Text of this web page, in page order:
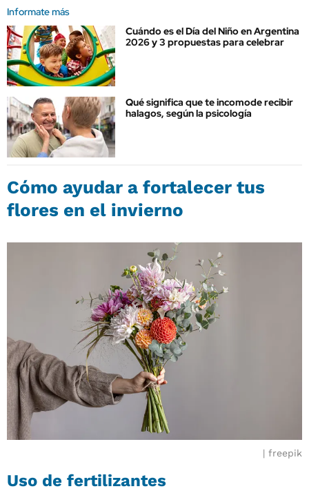
Informate más
Cuándo es el Día del Niño en Argentina
2026 y 3 propuestas para celebrar
Qué significa que te incomode recibir
halagos, según la psicología
Cómo ayudar a fortalecer tus
flores en el invierno
freepik
Uso de fertilizantes